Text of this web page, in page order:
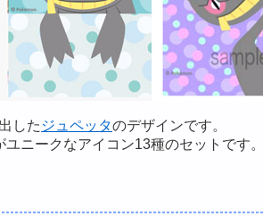
した ジュペッタのデザインです。
ニークなアイコン13種のセットです